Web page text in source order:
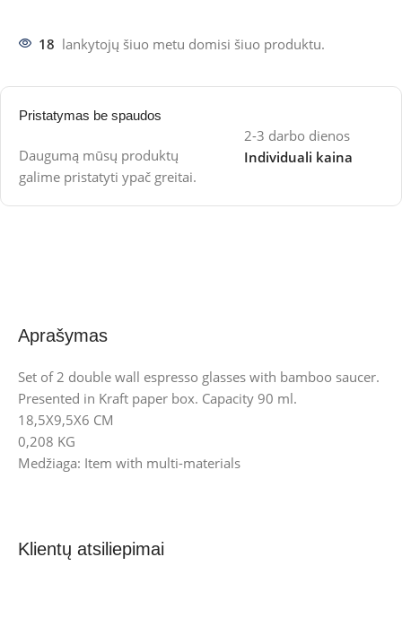
18 lankytojų šiuo metu domisi šiuo produktu.
Pristatymas be spaudos
Daugumą mūsų produktų
galime pristatyti ypač greitai.
2-3 darbo dienos
Individuali kaina
Aprašymas
Set of 2 double wall espresso glasses with bamboo saucer.
Presented in Kraft paper box. Capacity 90 ml.
18,5X9,5X6 CM
0,208 KG
Medžiaga: Item with multi-materials
Klientų atsiliepimai